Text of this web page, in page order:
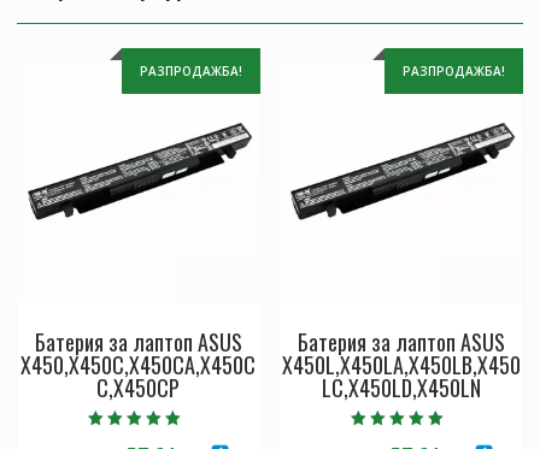
РАЗПРОДАЖБА!
Батерия за лаптоп ASUS
X450,X450C,X450CA,X450C
C,X450CP
РАЗПРОДАЖБА!
Батерия за лаптоп ASUS
X450L,X450LA,X450LB,X450
LC,X450LD,X450LN